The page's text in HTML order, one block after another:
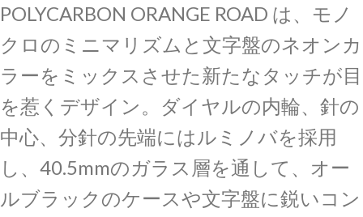
POLYCARBON ORANGE ROAD は、モノ
クロのミニマリズムと文字盤のネオンカ
ラーをミックスさせた新たなタッチが目
を惹くデザイン。ダイヤルの内輪、針の
中心、分針の先端にはルミノバを採用
し、40.5mmのガラス層を通して、オー
ルブラックのケースや文字盤に鋭いコン